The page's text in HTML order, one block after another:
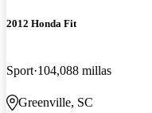
2012 Honda Fit
Sport 104,088 millas
Greenville, SC